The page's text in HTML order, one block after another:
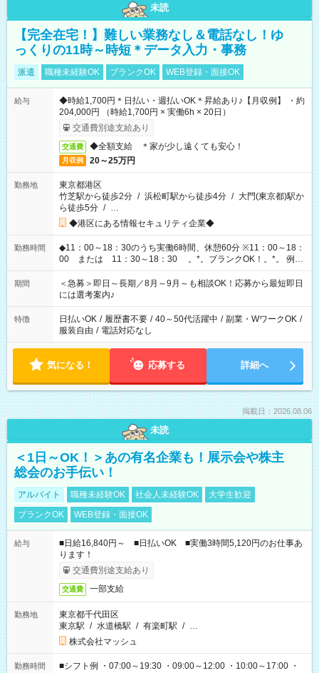
未読
【完全在宅！】難しい業務なし＆電話なし！ゆ
っくりの11時～時短＊データ入力・事務
派遣 職種未経験OK ブランクOK WEB登録・面接OK
給与
◆時給1,700円＊日払い・週払いOK＊昇給あり♪【月収例】 ・約
204,000円 （時給1,700円 × 実働6h × 20日）
交通費別途支給あり
交通費 ◆全額支給 ＊家が少し遠くても安心！
月収例 20～25万円
勤務地
東京都港区
竹芝駅から徒歩2分 / 浜松町駅から徒歩4分 / 大門(東京都)駅か
ら徒歩5分 / …
◆港区にある情報セキュリティ企業◆
勤務時間
◆11：00～18：30のうち実働6時間、休憩60分 ※11：00～18：
00 または 11：30～18：30 。*。ブランクOK！。*。 例え
ば前職が、 在宅/財団法人/事務/コールセンター/受付/販売/カフェ
スタッフ スイーツ販売/ホテルフロント/化粧品販売/など 様々な
業界から入社して活躍されています♪
期間
＜急募＞即日～長期／8月～9月～も相談OK！応募から最短即日
には選考案内♪
特徴 日払いOK / 履歴書不要 / 40～50代活躍中 / 副業・WワークOK /
服装自由 / 電話対応なし
気になる！ 応募する 詳細へ
掲載日：2026.08.06
未読
＜1日～OK！＞あの有名企業も！展示会や株主
総会のお手伝い！
アルバイト 職種未経験OK 社会人未経験OK
大学生歓迎
ブランクOK
WEB登録・面接OK
給与
■日給16,840円～ ■日払いOK ■実働3時間5,120円のお仕事あ
ります！
交通費別途支給あり
交通費 一部支給
勤務地
東京都千代田区
東京駅 / 水道橋駅 / 有楽町駅 / …
株式会社マッシュ
勤務時間
■シフト例 ・07:00～19:30 ・09:00～12:00 ・10:00～17:00 ・